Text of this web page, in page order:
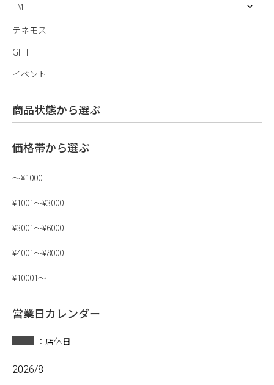
EM
テネモス
GIFT
イベント
商品状態から選ぶ
価格帯から選ぶ
〜¥1000
¥1001〜¥3000
¥3001〜¥6000
¥4001〜¥8000
¥10001〜
営業日カレンダー
：店休日
2026/8